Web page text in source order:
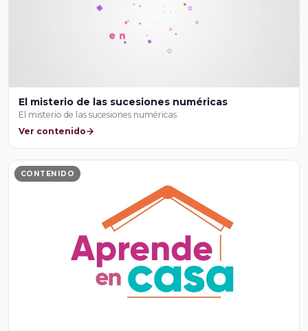
El misterio de las sucesiones numéricas
El misterio de las sucesiones numéricas
Ver contenido
CONTENIDO